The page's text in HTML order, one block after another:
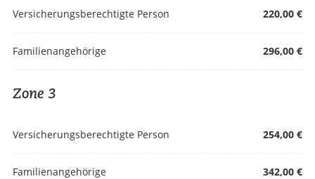
Versicherungsberechtigte Person 220,00 €
Familienangehörige 296,00 €
Zone 3
Versicherungsberechtigte Person 254,00 €
Familienangehörige 342,00 €